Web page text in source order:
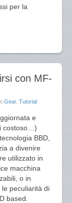
per la
con MF-
Gear, Tutorial
e
costoso…)
BBD,
a divenire
utilizzato in
macchina
o in
le peculiarità di
based.